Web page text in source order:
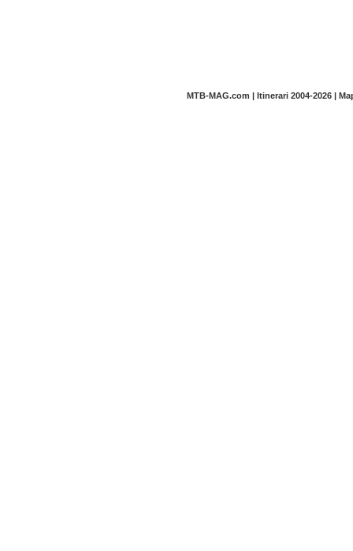
MTB-MAG.com | Itinerari 2004-2026 |